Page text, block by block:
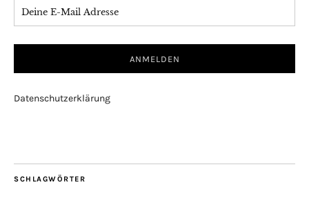
Datenschutzerklärung
SCHLAGWÖRTER